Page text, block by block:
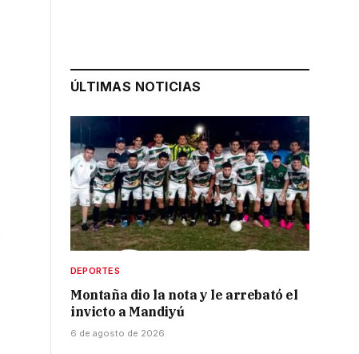
ÚLTIMAS NOTICIAS
DEPORTES
Montaña dio la nota y le arrebató el
invicto a Mandiyú
6 de agosto de 2026